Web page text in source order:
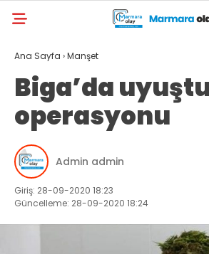
Ana Sayfa ›Manşet
Biga’da
operasyonu
Admin admin
Giriş: 28-09-2020 18:23
Güncelleme: 28-09-2020 18:24